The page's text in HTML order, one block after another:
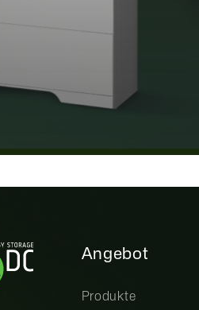
Angebot
Produkte